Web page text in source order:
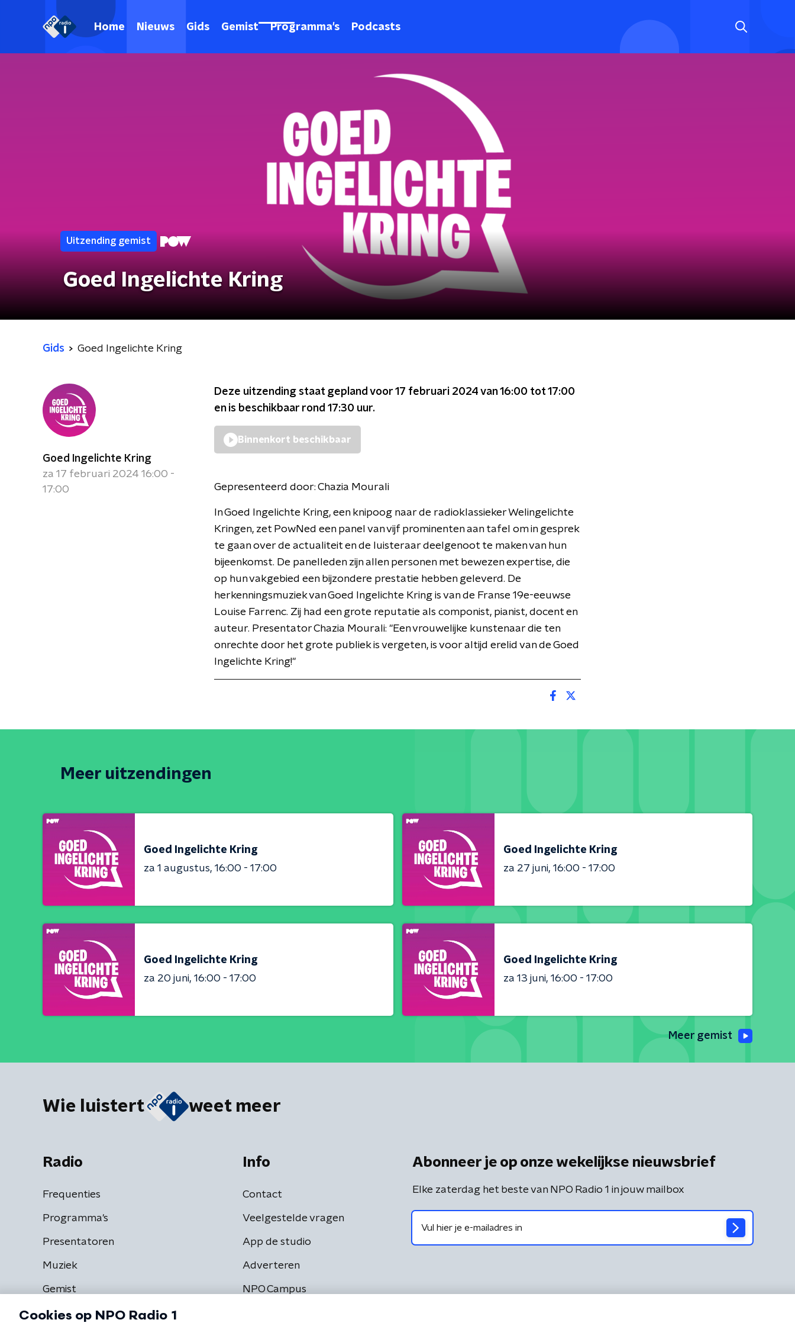
Home Nieuws Gids Gemist Programma's Podcasts
Uitzending gemist
Goed Ingelichte Kring
Gids Goed Ingelichte Kring
Goed Ingelichte Kring
za 17 februari 2024 16:00 -
17:00
Deze uitzending staat gepland voor 17 februari 2024 van 16:00 tot 17:00
en is beschikbaar rond 17:30 uur.
Binnenkort beschikbaar
Gepresenteerd door: Chazia Mourali
In Goed Ingelichte Kring, een knipoog naar de radioklassieker Welingelichte
Kringen, zet PowNed een panel van vijf prominenten aan tafel om in gesprek
te gaan over de actualiteit en de luisteraar deelgenoot te maken van hun
bijeenkomst. De panelleden zijn allen personen met bewezen expertise, die
op hun vakgebied een bijzondere prestatie hebben geleverd. De
herkenningsmuziek van Goed Ingelichte Kring is van de Franse 19e-eeuwse
Louise Farrenc. Zij had een grote reputatie als componist, pianist, docent en
auteur. Presentator Chazia Mourali: "Een vrouwelijke kunstenaar die ten
onrechte door het grote publiek is vergeten, is voor altijd erelid van de Goed
Ingelichte Kring!"
Meer uitzendingen
Goed Ingelichte Kring
za 1 augustus 16:00 - 17:00
Goed Ingelichte Kring
za 27 juni 16:00 - 17:00
Goed Ingelichte Kring
za 20 juni 16:00 - 17:00
Goed Ingelichte Kring
za 13 juni 16:00 - 17:00
Meer gemist
Wie luistert weet meer
Radio
Frequenties
Programma's
Presentatoren
Muziek
Gemist
Info
Contact
Veelgestelde vragen
App de studio
Adverteren
NPO Campus
Abonneer je op onze wekelijkse nieuwsbrief
Elke zaterdag het beste van NPO Radio 1 in jouw mailbox